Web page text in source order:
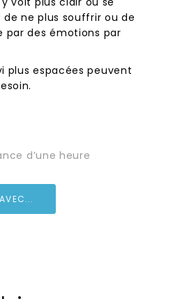
ne plus souffrir ou de
par des émotions par
plus espacées peuvent
d’une heure
AVEC...